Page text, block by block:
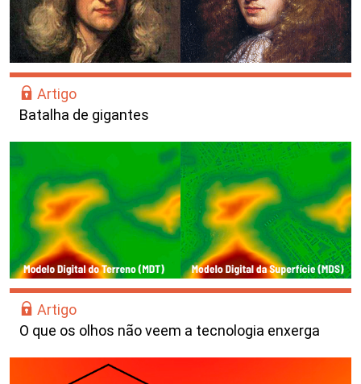
Artigo
Batalha de gigantes
Artigo
O que os olhos não veem a tecnologia enxerga